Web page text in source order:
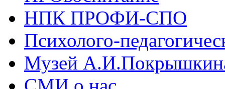
НПК ПРОФИ-СПО
Психолого-
Музей